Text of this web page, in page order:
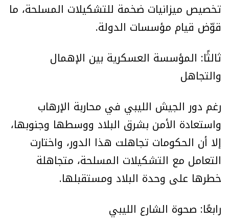
تخصيص ميزانيات ضخمة للتشكيلات المسلحة، ما
قوّض قيام مؤسسات الدولة.
ثالثًا: المؤسسة العسكرية بين الإهمال
والتجاهل
رغم دور الجيش الليبي في محاربة الإرهاب
واستعادة الأمن بشرق البلاد ووسطها وجنوبها،
إلا أن الحكومات تجاهلت هذا الدور، واختارت
التعامل مع التشكيلات المسلحة، متجاهلة
خطرها على وحدة البلاد ومستقبلها.
رابعًا: صحوة الشارع الليبي